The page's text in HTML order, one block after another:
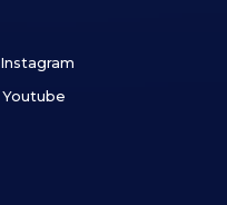
Instagram
Youtube